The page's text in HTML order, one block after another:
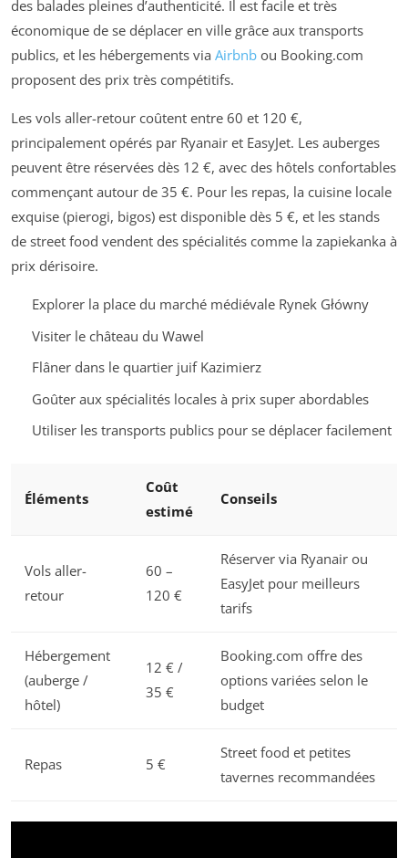
des balades pleines d’authenticité. Il est facile et très
économique de se déplacer en ville grâce aux transports
publics, et les hébergements via Airbnb ou Booking.com
proposent des prix très compétitifs.
Les vols aller-retour coûtent entre 60 et 120 €,
principalement opérés par Ryanair et EasyJet. Les auberges
peuvent être réservées dès 12 €, avec des hôtels confortables
commençant autour de 35 €. Pour les repas, la cuisine locale
exquise (pierogi, bigos) est disponible dès 5 €, et les stands
de street food vendent des spécialités comme la zapiekanka à
prix dérisoire.
Explorer la place du marché médiévale Rynek Główny
Visiter le château du Wawel
Flâner dans le quartier juif Kazimierz
Goûter aux spécialités locales à prix super abordables
Utiliser les transports publics pour se déplacer facilement
Éléments
Coût
estimé
Conseils
Vols aller-
retour
60 –
120 €
Réserver via Ryanair ou
EasyJet pour meilleurs
tarifs
Hébergement
(auberge /
hôtel)
12 € /
35 €
Booking.com offre des
options variées selon le
budget
Repas 5 €
Street food et petites
tavernes recommandées